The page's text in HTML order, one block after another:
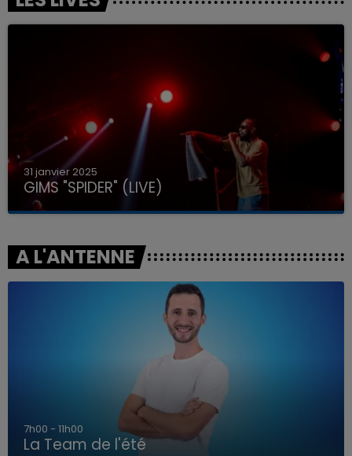
31 janvier 2025
GIMS "SPIDER" (LIVE)
A L'ANTENNE
7h00 - 11h00
La Team de l'été